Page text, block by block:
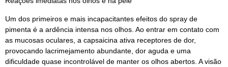
Um dos primeiros e mais incapacitantes efeitos do spray de
pimenta é a ardência intensa nos olhos. Ao entrar em contato com
as mucosas oculares, a capsaicina ativa receptores de dor,
provocando lacrimejamento abundante, dor aguda e uma
dificuldade quase incontrolável de manter os olhos abertos. A visão